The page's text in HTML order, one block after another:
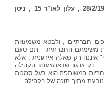
יעקב חסדאי , דברים ביום עיון 28/2/1999 , עלון לאו"ר 15 , ניסן
חברתיים , ולבטא משמעויות
את משימתם החברתית – תם טעם
איננה רק שאלה אירגונית , אלא
רק ארגון שבאמצעותו הקהילה
המשותפת הוא בעל סמכות
נובעת מתוך תוכה של הקהילה.